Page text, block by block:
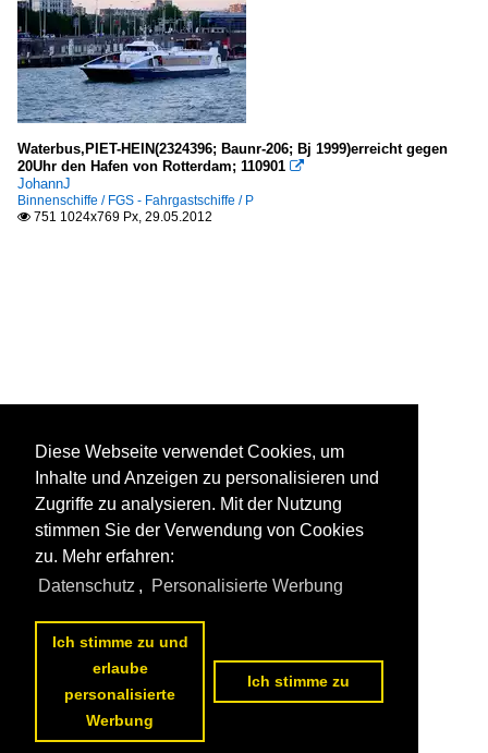
Waterbus,PIET-HEIN(2324396; Baunr-206; Bj 1999)erreicht gegen
20Uhr den Hafen von Rotterdam; 110901 
JohannJ
Binnenschiffe / FGS - Fahrgastschiffe / P
 751 1024x769 Px, 29.05.2012
Diese Webseite verwendet Cookies, um
Inhalte und Anzeigen zu personalisieren und
Zugriffe zu analysieren. Mit der Nutzung
stimmen Sie der Verwendung von Cookies
zu. Mehr erfahren:
Datenschutz , Personalisierte Werbung
Ich stimme zu und
erlaube
personalisierte
Werbung
Ich stimme zu